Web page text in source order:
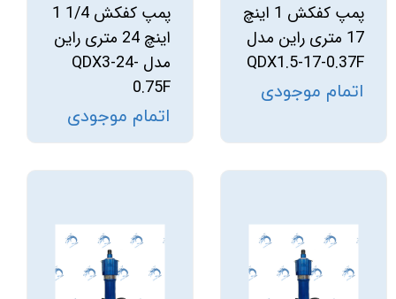
پمپ کفکش 1 اینچ
17 متری راین مدل
QDX1.5-17-0.37F
اتمام موجودی
پمپ کفکش 1/4 1
اینچ 24 متری راین
مدل QDX3-24-
0.75F
اتمام موجودی